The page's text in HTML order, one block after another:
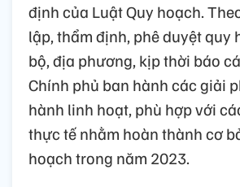
định của Luật Quy hoạch.
lập, thẩm định, phê duyệt quy
bộ, địa phương, kịp thời báo
Chính phủ ban hành các giải
hành linh hoạt, phù hợp với
thực tế nhằm hoàn thành cơ
hoạch trong năm 2023.